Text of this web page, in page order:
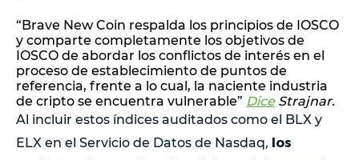
“Brave New Coin respalda los principios de IOSCO
y comparte completamente los objetivos de
IOSCO de abordar los conflictos de interés en el
proceso de establecimiento de puntos de
referencia, frente a lo cual, la naciente industria
de cripto se encuentra vulnerable” DiceStrajnar.
Al incluir estos índices auditados como el BLX y
ELX en el Servicio de Datos de Nasdaq, los